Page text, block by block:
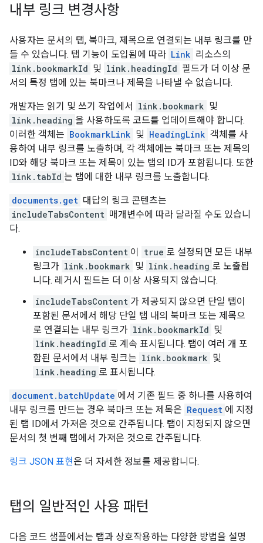
내부 링크 변경사항
사용자는 문서의 탭, 북마크, 제목으로 연결되는 내부 링크를 만
들 수 있습니다. 탭 기능이 도입됨에 따라 Link 리소스의
link.bookmarkId 및 link.headingId 필드가 더 이상 문
서의 특정 탭에 있는 북마크나 제목을 나타낼 수 없습니다.
개발자는 읽기 및 쓰기 작업에서 link.bookmark 및
link.heading 을 사용하도록 코드를 업데이트해야 합니다.
이러한 객체는 BookmarkLink 및 HeadingLink 객체를 사
용하여 내부 링크를 노출하며, 각 객체에는 북마크 또는 제목의
ID와 해당 북마크 또는 제목이 있는 탭의 ID가 포함됩니다. 또한
link.tabId 는 탭에 대한 내부 링크를 노출합니다.
documents.get 대답의 링크 콘텐츠는
includeTabsContent 매개변수에 따라 달라질 수도 있습니
다.
includeTabsContent 이 true 로 설정되면 모든 내부
링크가 link.bookmark 및 link.heading 로 노출됩
니다. 레거시 필드는 더 이상 사용되지 않습니다.
includeTabsContent 가 제공되지 않으면 단일 탭이
포함된 문서에서 해당 단일 탭 내의 북마크 또는 제목으
로 연결되는 내부 링크가 link.bookmarkId 및
link.headingId 로 계속 표시됩니다. 탭이 여러 개 포
함된 문서에서 내부 링크는 link.bookmark 및
link.heading 로 표시됩니다.
document.batchUpdate 에서 기존 필드 중 하나를 사용하여
내부 링크를 만드는 경우 북마크 또는 제목은 Request 에 지정
된 탭 ID에서 가져온 것으로 간주됩니다. 탭이 지정되지 않으면
문서의 첫 번째 탭에서 가져온 것으로 간주됩니다.
링크 JSON 표현은 더 자세한 정보를 제공합니다.
탭의 일반적인 사용 패턴
다음 코드 샘플에서는 탭과 상호작용하는 다양한 방법을 설명